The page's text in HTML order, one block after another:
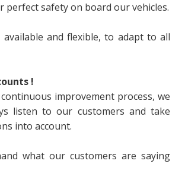
perfect safety on board our vehicles.
available and flexible, to adapt to all
!
improvement process, we
listen to our customers and take
into account.
what our customers are saying